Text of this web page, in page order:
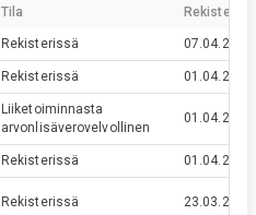
Tila
Rekisterissä 07.04.2000
Rekisterissä 01.04.2000
Liiketoiminnasta
arvonlisäverovelvollinen
01.04.2000
Rekisterissä 01.04.2000
Rekisterissä 23.03.2000